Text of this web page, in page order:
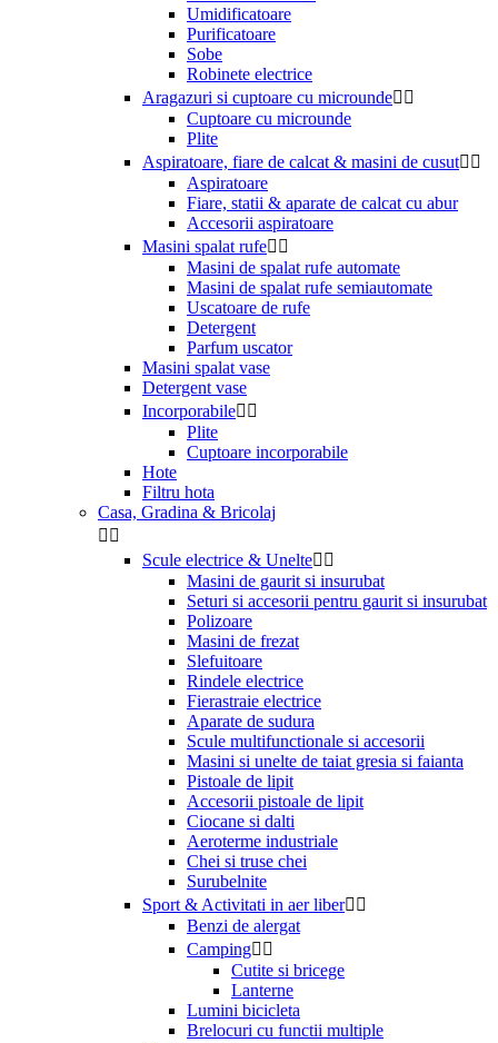
Umidificatoare
Purificatoare
Sobe
Robinete electrice
Aragazuri si cuptoare cu microunde 
Cuptoare cu microunde
Plite
Aspiratoare, fiare de calcat & masini de cusut 
Aspiratoare
Fiare, statii & aparate de calcat cu abur
Accesorii aspiratoare
Masini spalat rufe 
Masini de spalat rufe automate
Masini de spalat rufe semiautomate
Uscatoare de rufe
Detergent
Parfum uscator
Masini spalat vase
Detergent vase
Incorporabile 
Plite
Cuptoare incorporabile
Hote
Filtru hota
Casa, Gradina & Bricolaj
 
Scule electrice & Unelte 
Masini de gaurit si insurubat
Seturi si accesorii pentru gaurit si insurubat
Polizoare
Masini de frezat
Slefuitoare
Rindele electrice
Fierastraie electrice
Aparate de sudura
Scule multifunctionale si accesorii
Masini si unelte de taiat gresia si faianta
Pistoale de lipit
Accesorii pistoale de lipit
Ciocane si dalti
Aeroterme industriale
Chei si truse chei
Surubelnite
Sport & Activitati in aer liber 
Benzi de alergat
Camping 
Cutite si bricege
Lanterne
Lumini bicicleta
Brelocuri cu functii multiple